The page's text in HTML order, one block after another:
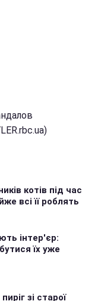
котів під час
всі її роблять
інтер'єр:
їх уже
зі старої